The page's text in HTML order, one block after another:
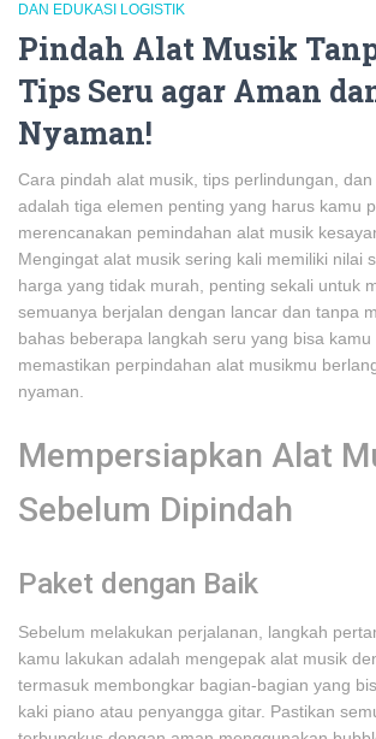
DAN EDUKASI LOGISTIK
Pindah Alat Musik
Tips Seru agar Aman
Nyaman!
Cara pindah alat musik, tips perlindungan,
adalah tiga elemen penting yang harus kamu
merencanakan pemindahan alat musik
Mengingat alat musik sering kali memiliki nilai
harga yang tidak murah, penting sekali untuk
semuanya berjalan dengan lancar dan tanpa
bahas beberapa langkah seru yang bisa kamu
memastikan perpindahan alat musikmu
nyaman.
Mempersiapkan Alat
Sebelum Dipindah
Paket dengan Baik
Sebelum melakukan perjalanan, langkah
kamu lakukan adalah mengepak alat musik
termasuk membongkar bagian-bagian yang
kaki piano atau penyangga gitar. Pastikan